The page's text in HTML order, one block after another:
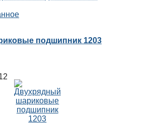
подшипник 1203